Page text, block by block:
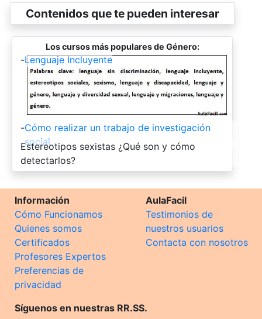
Contenidos que te pueden interesar
Los cursos más populares de Género:
-Lenguaje Incluyente
-Cómo realizar un trabajo de investigación
social
-
Estereotipos sexistas ¿Qué son y cómo
detectarlos?
Información
Cómo Funcionamos
Quienes somos
Certificados
Profesores Expertos
Preferencias de
privacidad
AulaFacil
Testimonios de
nuestros usuarios
Contacta con nosotros
Síguenos en nuestras RR.SS.